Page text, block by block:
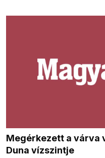
Megérkezett a várva
Duna vízszintje